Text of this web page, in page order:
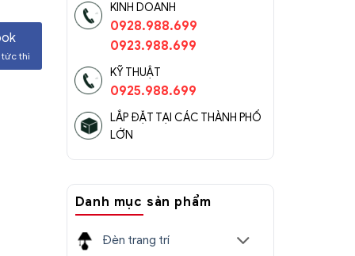
tức thì
KINH DOANH
0928.988.699
0923.988.699
KỸ THUẬT
0925.988.699
LẮP ĐẶT TẠI CÁC THÀNH PHỐ
LỚN
Danh mục sản phẩm
Đèn trang trí